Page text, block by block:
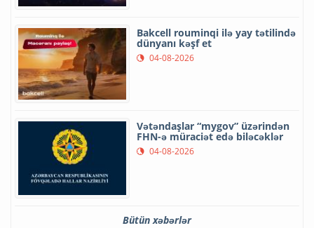
Bakcell rouminqi ilə yay tətilində
dünyanı kəşf et
04-08-2026
Vətəndaşlar “mygov” üzərindən
FHN-ə müraciət edə biləcəklər
04-08-2026
Bütün xəbərlər